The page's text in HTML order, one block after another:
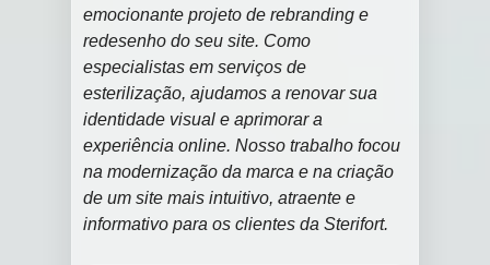
emocionante projeto de rebranding e
redesenho do seu site. Como
especialistas em serviços de
esterilização, ajudamos a renovar sua
identidade visual e aprimorar a
experiência online. Nosso trabalho focou
na modernização da marca e na criação
de um site mais intuitivo, atraente e
informativo para os clientes da Sterifort.